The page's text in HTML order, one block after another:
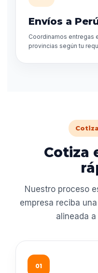
Envíos a
Coordinamos entregas
provincias según tu
Cotiza
Nuestro proceso
empresa reciba
alineada
01